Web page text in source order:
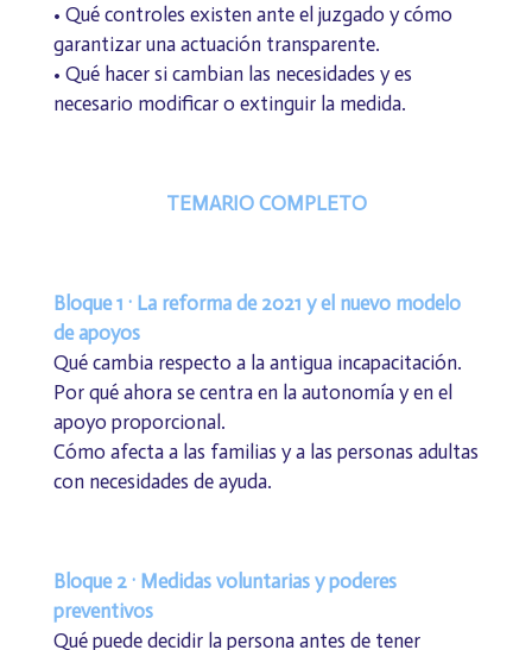
• Qué controles existen ante el juzgado y cómo
garantizar una actuación transparente.
• Qué hacer si cambian las necesidades y es
necesario modificar o extinguir la medida.
TEMARIO COMPLETO
Bloque 1 · La reforma de 2021 y el nuevo modelo
de apoyos
Qué cambia respecto a la antigua incapacitación.
Por qué ahora se centra en la autonomía y en el
apoyo proporcional.
Cómo afecta a las familias y a las personas adultas
con necesidades de ayuda.
Bloque 2 · Medidas voluntarias y poderes
preventivos
Qué puede decidir la persona antes de tener